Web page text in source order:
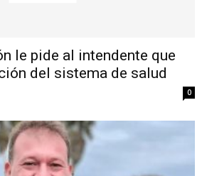
le pide al intendente que
del sistema de salud
0